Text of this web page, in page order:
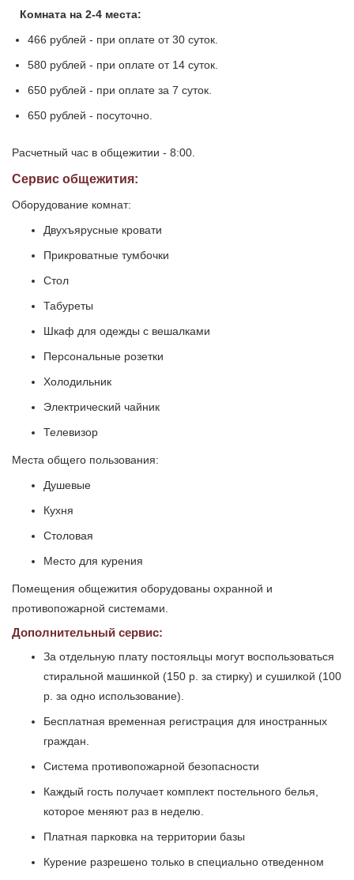
Комната на 2-4 места:
466 рублей - при оплате от 30 суток.
580 рублей - при оплате от 14 суток.
650 рублей - при оплате за 7 суток.
650 рублей - посуточно.
Расчетный час в общежитии - 8:00.
Сервис общежития:
Оборудование комнат:
Двухъярусные кровати
Прикроватные тумбочки
Стол
Табуреты
Шкаф для одежды с вешалками
Персональные розетки
Холодильник
Электрический чайник
Телевизор
Места общего пользования:
Душевые
Кухня
Столовая
Место для курения
Помещения общежития оборудованы охранной и
противопожарной системами.
Дополнительный сервис:
За отдельную плату постояльцы могут воспользоваться
стиральной машинкой (150 р. за стирку) и сушилкой (100
р. за одно использование).
Бесплатная временная регистрация для иностранных
граждан.
Система противопожарной безопасности
Каждый гость получает комплект постельного белья,
которое меняют раз в неделю.
Платная парковка на территории базы
Курение разрешено только в специально отведенном